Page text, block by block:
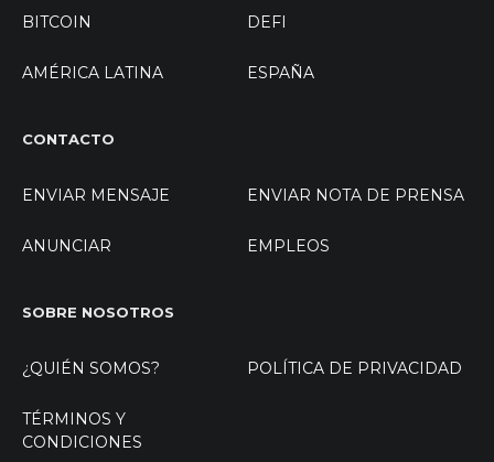
BITCOIN DEFI
AMÉRICA LATINA ESPAÑA
CONTACTO
ENVIAR MENSAJE ENVIAR NOTA DE PRENSA
ANUNCIAR EMPLEOS
SOBRE NOSOTROS
¿QUIÉN SOMOS? POLÍTICA DE PRIVACIDAD
TÉRMINOS Y
CONDICIONES